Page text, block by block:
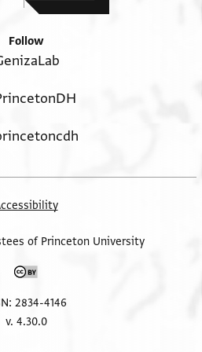
Follow
of Princeton University
2834-4146
v. 4.30.0